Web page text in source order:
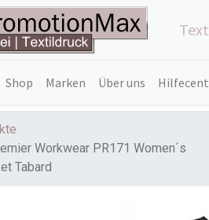
Shop Marken Über uns
Workwear PR171 Women´s
Tabard